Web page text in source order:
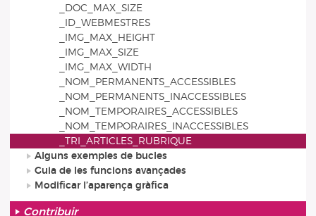
_DOC_MAX_SIZE
_ID_WEBMESTRES
_IMG_MAX_HEIGHT
_IMG_MAX_SIZE
_IMG_MAX_WIDTH
_NOM_PERMANENTS_ACCESSIBLES
_NOM_PERMANENTS_INACCESSIBLES
_NOM_TEMPORAIRES_ACCESSIBLES
_NOM_TEMPORAIRES_INACCESSIBLES
_TRI_ARTICLES_RUBRIQUE
Alguns exemples de bucles
Guia de les funcions avançades
Modificar l’aparença gràfica
Contribuir